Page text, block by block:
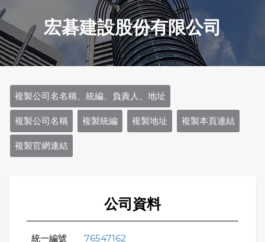
宏碁建設股份有限公司
複製公司名名稱、統編、負責人、地址
複製公司名稱 複製統編 複製地址 複製本頁連結
複製官網連結
公司資料
統一編號 76547162